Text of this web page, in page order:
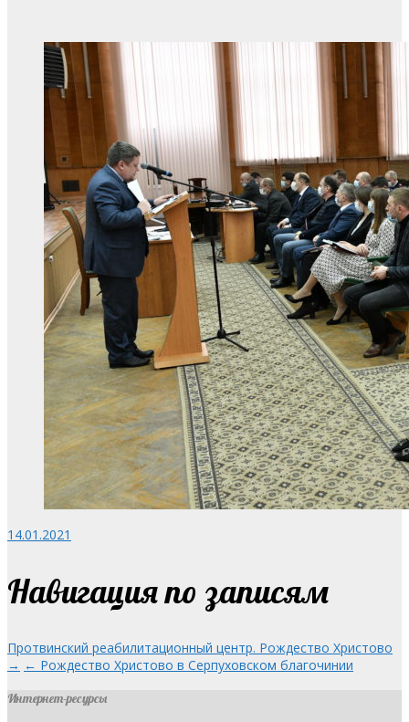
14.01.2021
Навигация по записям
Протвинский реабилитационный центр. Рождество Христово
→ ← Рождество Христово в Серпуховском благочинии
Интернет-ресурсы